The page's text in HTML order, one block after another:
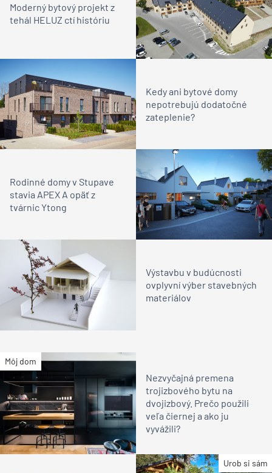
Moderný bytový projekt z
tehál HELUZ ctí históriu
Kedy ani bytové domy
nepotrebujú dodatočné
zateplenie?
Rodinné domy v Stupave
stavia APEX A opäť z
tvárnic Ytong
Výstavbu v budúcnosti
ovplyvní výber stavebných
materiálov
Môj dom
Nezvyčajná premena
trojizbového bytu na
dvojizbový. Prečo použili
veľa čiernej a ako ju
vyvážili?
Urob si sám